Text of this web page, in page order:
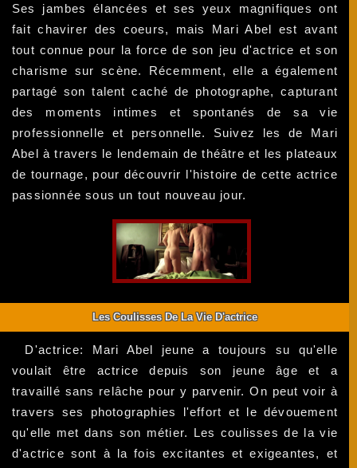
Ses jambes élancées et ses yeux magnifiques ont
fait chavirer des coeurs, mais Mari Abel est avant
tout connue pour la force de son jeu d'actrice et son
charisme sur scène. Récemment, elle a également
partagé son talent caché de photographe, capturant
des moments intimes et spontanés de sa vie
professionnelle et personnelle. Suivez les de Mari
Abel à travers le lendemain de théâtre et les plateaux
de tournage, pour découvrir l'histoire de cette actrice
passionnée sous un tout nouveau jour.
Les Coulisses De La Vie D'actrice
D'actrice: Mari Abel jeune a toujours su qu'elle
voulait être actrice depuis son jeune âge et a
travaillé sans relâche pour y parvenir. On peut voir à
travers ses photographies l'effort et le dévouement
qu'elle met dans son métier. Les coulisses de la vie
d'actrice sont à la fois excitantes et exigeantes, et